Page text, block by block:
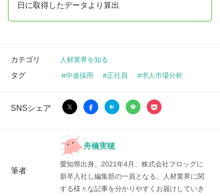
日に取得したデータより算出
カテゴリ 人材業界を知る
タグ 中途採用 正社員 求人市場分析
SNSシェア
筆者
舟橋実穂
愛知県出身。2021年4月、株式会社フロッグに
新卒入社し編集部の一員となる。人材業界に関
する様々な記事を分かりやすくお届けしていき